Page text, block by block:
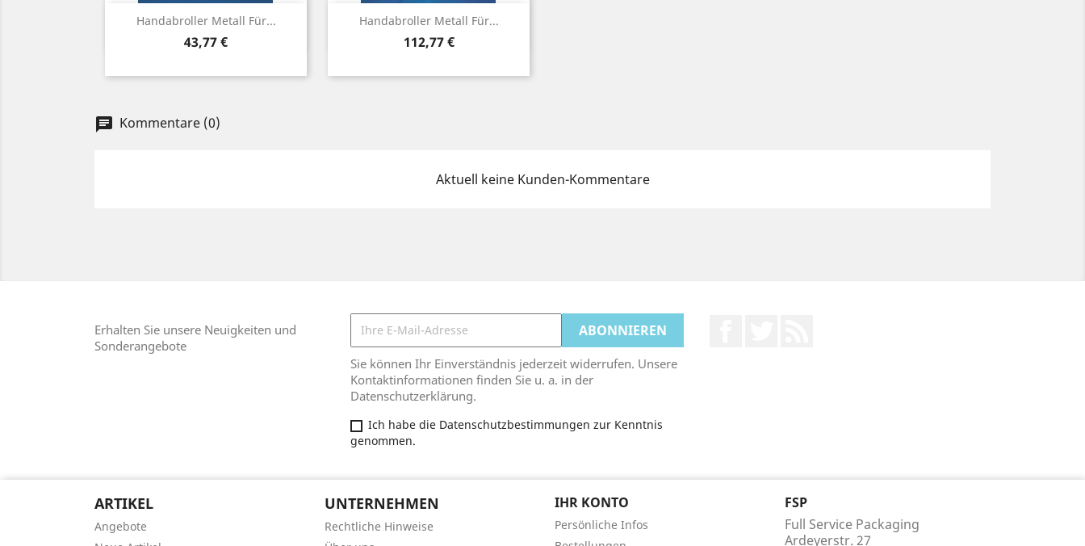
Handabroller Metall Für...
Preis
43,77 €
Vorschau Handabroller Metall Für...
Preis
112,77 €
Vorschau
chat Kommentare (0)
Aktuell keine Kunden-Kommentare
Erhalten Sie unsere Neuigkeiten und
Sonderangebote
Sie können Ihr Einverständnis jederzeit widerrufen. Unsere
Kontaktinformationen finden Sie u. a. in der
Datenschutzerklärung.
Ich habe die Datenschutzbestimmungen zur Kenntnis
genommen.
ARTIKEL
Angebote
UNTERNEHMEN
Rechtliche Hinweise
IHR KONTO
Persönliche Infos
FSP
Full Service Packaging
Ardeyerstr. 27